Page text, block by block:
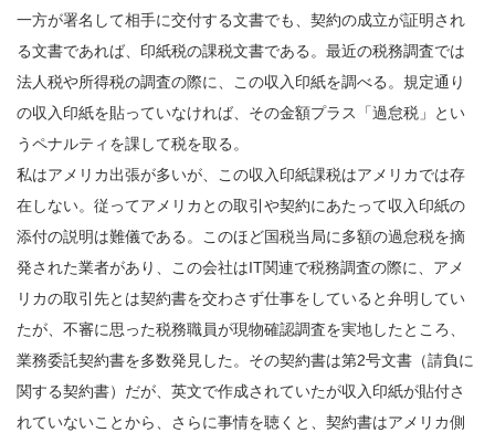
一方が署名して相手に交付する文書でも、契約の成立が証明され
る文書であれば、印紙税の課税文書である。最近の税務調査では
法人税や所得税の調査の際に、この収入印紙を調べる。規定通り
の収入印紙を貼っていなければ、その金額プラス「過怠税」とい
うペナルティを課して税を取る。
私はアメリカ出張が多いが、この収入印紙課税はアメリカでは存
在しない。従ってアメリカとの取引や契約にあたって収入印紙の
添付の説明は難儀である。このほど国税当局に多額の過怠税を摘
発された業者があり、この会社はIT関連で税務調査の際に、アメ
リカの取引先とは契約書を交わさず仕事をしていると弁明してい
たが、不審に思った税務職員が現物確認調査を実地したところ、
業務委託契約書を多数発見した。その契約書は第2号文書（請負に
関する契約書）だが、英文で作成されていたが収入印紙が貼付さ
れていないことから、さらに事情を聴くと、契約書はアメリカ側